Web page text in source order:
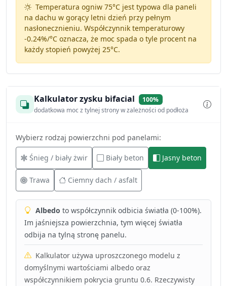
Temperatura ogniw 75°C jest typowa dla paneli
na dachu w gorący letni dzień przy pełnym
nasłonecznieniu. Współczynnik temperaturowy
-0.24%/°Coznacza, że moc spada o tyle procent na
każdy stopień powyżej 25°C.
Kalkulator zysku bifacial
100%
dodatkowa moc z tylnej strony w zależności od podłoża
Wybierz rodzaj powierzchni pod panelami:
Śnieg / biały żwir Biały beton Jasny beton
Trawa Ciemny dach / asfalt
Albedo to współczynnik odbicia światła (0-100%).
Im jaśniejsza powierzchnia, tym więcej światła
odbija na tylną stronę panelu.
Kalkulator używa uproszczonego modelu z
domyślnymi wartościami albedo oraz
współczynnikiem pokrycia gruntu 0.6. Rzeczywisty